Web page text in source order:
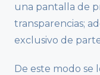
una pantalla de
transparencias;
exclusivo de
De este modo se